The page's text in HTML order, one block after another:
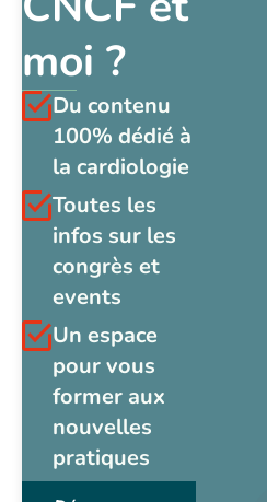
moi ?
Du contenu
100% dédié à
la cardiologie
Toutes les
infos sur les
congrès et
events
Un espace
pour vous
former aux
nouvelles
pratiques